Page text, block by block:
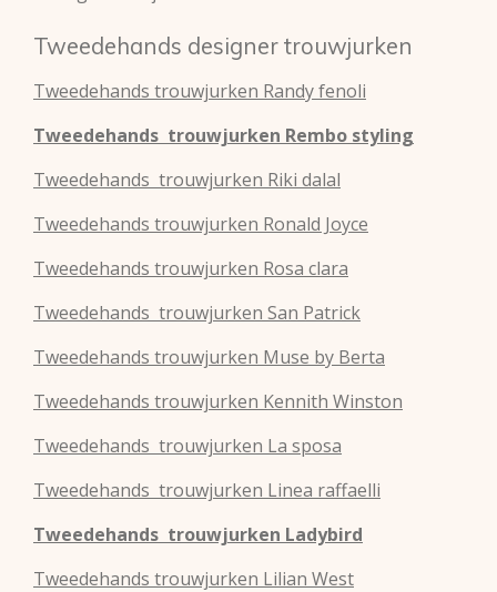
Tweedehands designer trouwjurken
Tweedehands trouwjurken Randy fenoli
Tweedehands trouwjurken Rembo styling
Tweedehands trouwjurken Riki dalal
Tweedehands trouwjurken Ronald Joyce
Tweedehands trouwjurken Rosa clara
Tweedehands trouwjurken San Patrick
Tweedehands trouwjurken Muse by Berta
Tweedehands trouwjurken Kennith Winston
Tweedehands trouwjurken La sposa
Tweedehands trouwjurken Linea raffaelli
Tweedehands trouwjurken Ladybird
Tweedehands trouwjurken Lilian West